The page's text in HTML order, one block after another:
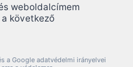
weboldalcímem
következő
a Google adatvédelmi irányelvei